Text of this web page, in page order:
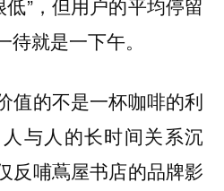
低”，但用户的平均停留
就是一下午。
值的不是一杯咖啡的利
与人的长时间关系沉
反哺蔦屋书店的品牌影